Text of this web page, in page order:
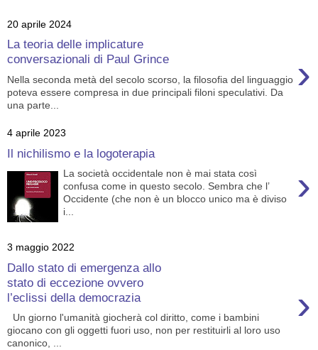
20 aprile 2024
La teoria delle implicature
conversazionali di Paul Grince
›
Nella seconda metà del secolo scorso, la filosofia del linguaggio
poteva essere compresa in due principali filoni speculativi. Da
una parte...
4 aprile 2023
Il nichilismo e la logoterapia
›
La società occidentale non è mai stata così
confusa come in questo secolo. Sembra che l’
Occidente (che non è un blocco unico ma è diviso
i...
3 maggio 2022
Dallo stato di emergenza allo
stato di eccezione ovvero
l’eclissi della democrazia
›
Un giorno l'umanità giocherà col diritto, come i bambini
giocano con gli oggetti fuori uso, non per restituirli al loro uso
canonico, ...